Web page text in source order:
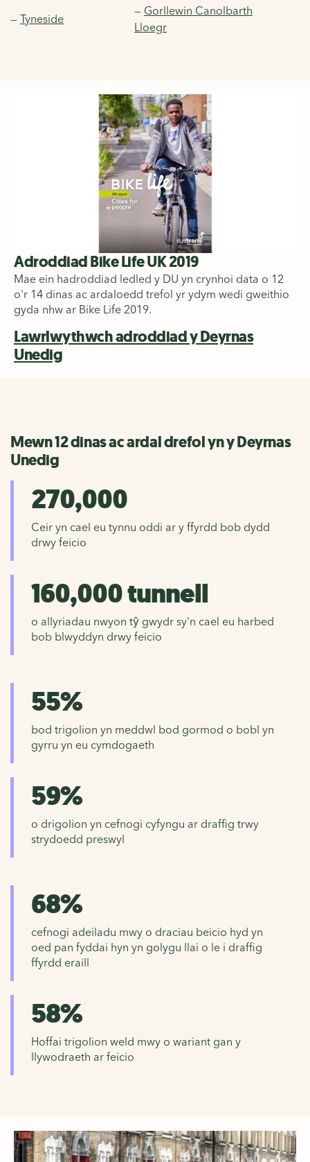
— Tyneside
— Gorllewin Canolbarth
Lloegr
Adroddiad Bike Life UK 2019
Mae ein hadroddiad ledled y DU yn crynhoi data o 12
o'r 14 dinas ac ardaloedd trefol yr ydym wedi gweithio
gyda nhw ar Bike Life 2019.
Lawrlwythwch adroddiad y Deyrnas
Unedig
Mewn 12 dinas ac ardal drefol yn y Deyrnas
Unedig
270,000
Ceir yn cael eu tynnu oddi ar y ffyrdd bob dydd
drwy feicio
160,000 tunnell
o allyriadau nwyon tŷ gwydr sy'n cael eu harbed
bob blwyddyn drwy feicio
55%
bod trigolion yn meddwl bod gormod o bobl yn
gyrru yn eu cymdogaeth
59%
o drigolion yn cefnogi cyfyngu ar draffig trwy
strydoedd preswyl
68%
cefnogi adeiladu mwy o draciau beicio hyd yn
oed pan fyddai hyn yn golygu llai o le i draffig
ffyrdd eraill
58%
Hoffai trigolion weld mwy o wariant gan y
llywodraeth ar feicio